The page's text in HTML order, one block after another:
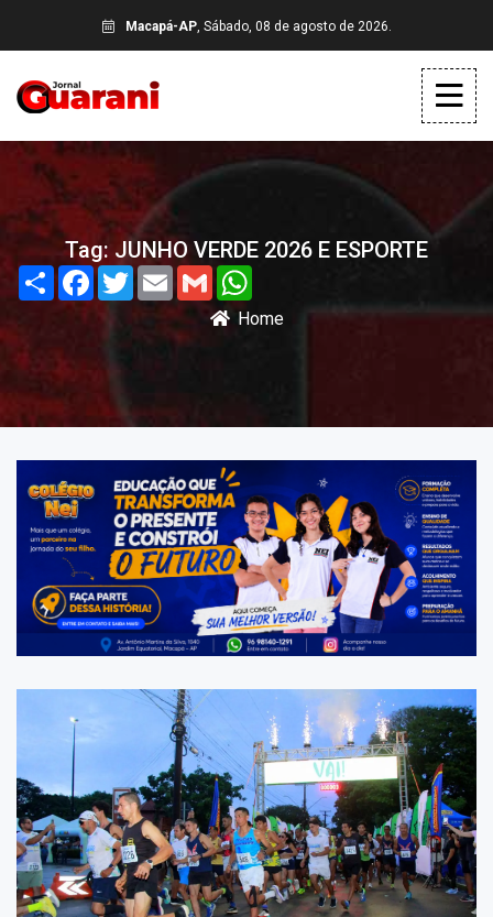
Macapá-AP, Sábado, 08 de agosto de 2026.
Tag: JUNHO VERDE 2026 E ESPORTE
ShareFacebook
TwitterEmail Gmail
Home